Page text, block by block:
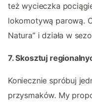
też wycieczka
lokomotywą parową.
Natura” i działa w
7. Skosztuj
Koniecznie spróbuj
przysmaków. My